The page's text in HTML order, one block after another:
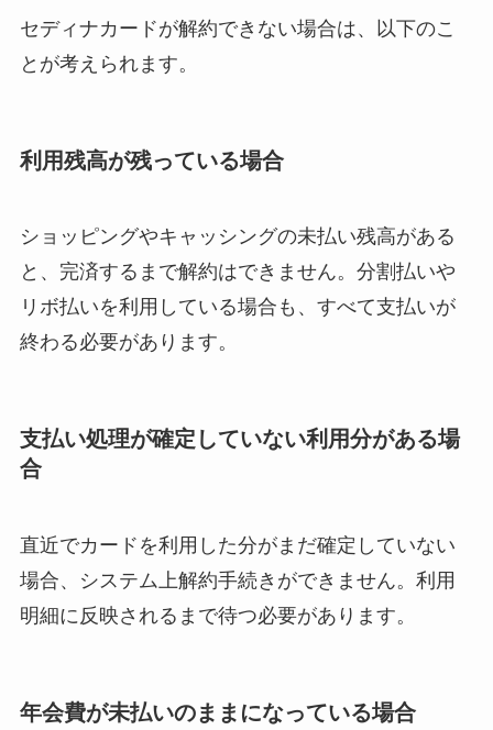
約期間が過ぎた場合
どうなる？
ベストタイミングを
ユンス美容液の解約
まとめ！電話が繋が
らない時の裏ワザ
なぜ解約できない？
ニューZの解約まと
め！電話が繋がらな
い時の裏ワザ
ニーを電話から解約
セディナカードが解約できない場合は、以下のこ
とが考えられます。
利用残高が残っている場合
ショッピングやキャッシングの未払い残高がある
と、完済するまで解約はできません。分割払いや
リボ払いを利用している場合も、すべて支払いが
終わる必要があります。
支払い処理が確定していない利用分がある場
合
直近でカードを利用した分がまだ確定していない
場合、システム上解約手続きができません。利用
明細に反映されるまで待つ必要があります。
年会費が未払いのままになっている場合